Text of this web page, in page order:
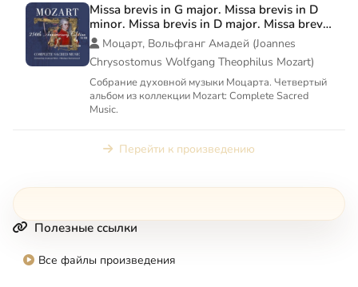
Missa brevis in G major. Missa brevis in D
minor. Missa brevis in D major. Missa brevis
in C major 'Spatzenmesse'
Моцарт, Вольфганг Амадей (Joannes
Chrysostomus Wolfgang Theophilus Mozart)
Собрание духовной музыки Моцарта. Четвертый
альбом из коллекции Mozart: Complete Sacred
Music.
Перейти к произведению
Полезные ссылки
Все файлы произведения